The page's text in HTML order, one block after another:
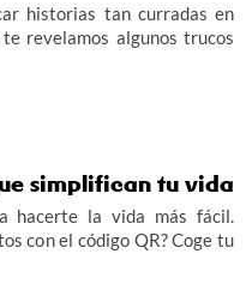
historias tan curradas en
revelamos algunos trucos
simplifican tu vida
hacerte la vida más fácil.
con el código QR? Coge tu